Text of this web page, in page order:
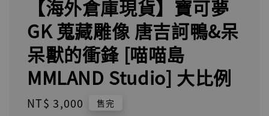
【海外倉庫現貨】寶可夢
GK 蒐藏雕像 唐吉訶鴨&呆
呆獸的衝鋒 [喵喵島
MMLAND Studio] 大比例
Regular
NT$ 3,000 售完